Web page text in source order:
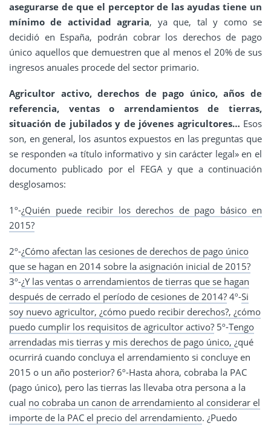
asegurarse de que el perceptor de las ayudas tiene un
mínimo de actividad agraria, ya que, tal y como se
decidió en España, podrán cobrar los derechos de pago
único aquellos que demuestren que al menos el 20% de sus
ingresos anuales procede del sector primario.
Agricultor activo, derechos de pago único, años de
referencia, ventas o arrendamientos de tierras,
situación de jubilados y de jóvenes agricultores… Esos
son, en general, los asuntos expuestos en las preguntas que
se responden «a título informativo y sin carácter legal» en el
documento publicado por el FEGA y que a continuación
desglosamos:
1º-¿Quién puede recibir los derechos de pago básico en
2015?
2º-¿Cómo afectan las cesiones de derechos de pago único
que se hagan en 2014 sobre la asignación inicial de 2015?
3º-¿Y las ventas o arrendamientos de tierras que se hagan
después de cerrado el período de cesiones de 2014? 4º-Si
soy nuevo agricultor, ¿cómo puedo recibir derechos?, ¿cómo
puedo cumplir los requisitos de agricultor activo? 5º-Tengo
arrendadas mis tierras y mis derechos de pago único, ¿qué
ocurrirá cuando concluya el arrendamiento si concluye en
2015 o un año posterior? 6º-Hasta ahora, cobraba la PAC
(pago único), pero las tierras las llevaba otra persona a la
cual no cobraba un canon de arrendamiento al considerar el
importe de la PAC el precio del arrendamiento. ¿Puedo